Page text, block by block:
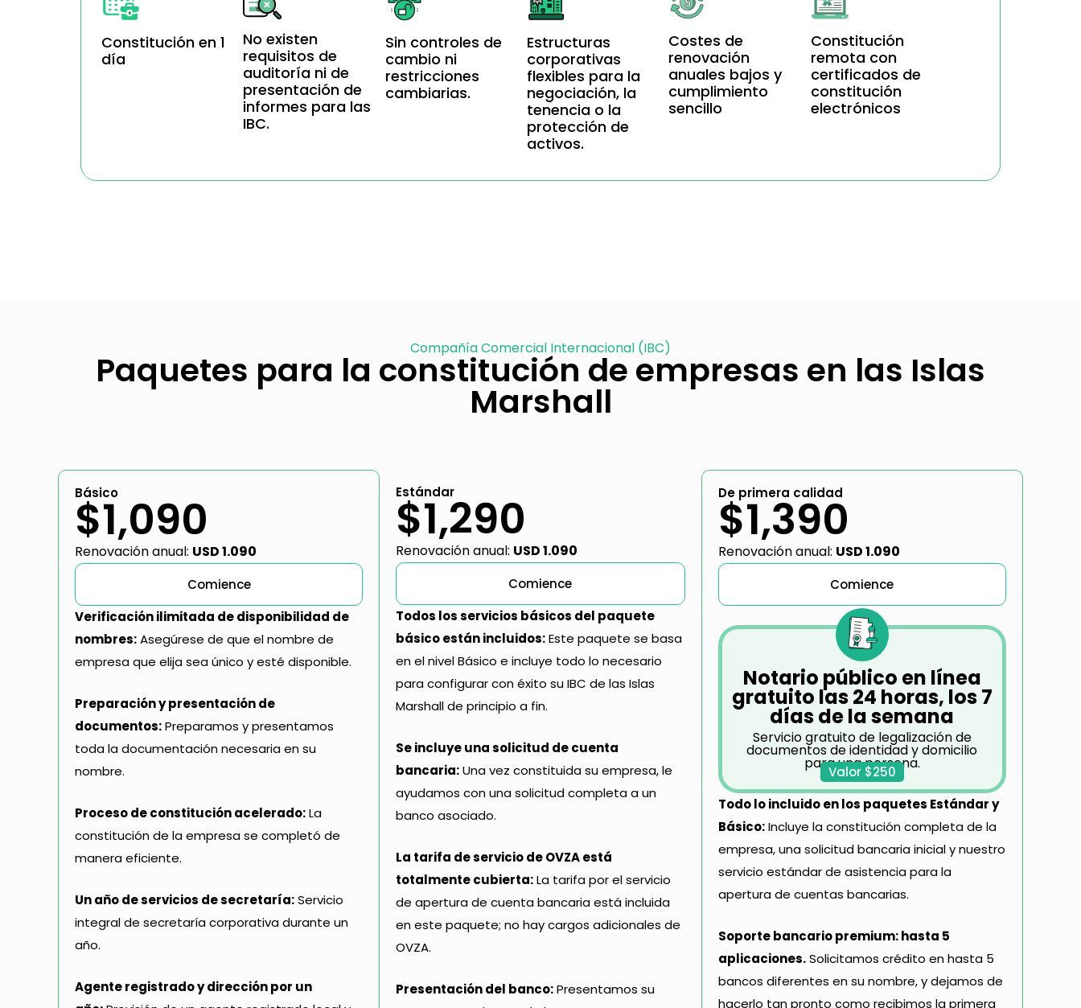
Constitución en 1
día
No existen
requisitos de
auditoría ni de
presentación de
informes para las
IBC.
Sin controles de
cambio ni
restricciones
cambiarias.
Estructuras
corporativas
flexibles para la
negociación, la
tenencia o la
protección de
activos.
Costes de
renovación
anuales bajos y
cumplimiento
sencillo
Constitución
remota con
certificados de
constitución
electrónicos
Compañía Comercial Internacional (IBC)
Paquetes para la constitución de empresas en las Islas
Marshall
Básico
$1,090
Renovación anual: USD 1.090
Comience
Verificación ilimitada de disponibilidad de
nombres:Asegúrese de que el nombre de
empresa que elija sea único y esté disponible.
Preparación y presentación de
documentos:Preparamos y presentamos
toda la documentación necesaria en su
nombre.
Proceso de constitución acelerado:La
constitución de la empresa se completó de
manera eficiente.
Un año de servicios de secretaría:Servicio
integral de secretaría corporativa durante un
año.
Agente registrado y dirección por un
Estándar
$1,290
Renovación anual: USD 1.090
Comience
Todos los servicios básicos del paquete
básico están incluidos:Este paquete se basa
en el nivel Básico e incluye todo lo necesario
para configurar con éxito su IBC de las Islas
Marshall de principio a fin.
Se incluye una solicitud de cuenta
bancaria:Una vez constituida su empresa, le
ayudamos con una solicitud completa a un
banco asociado.
La tarifa de servicio de OVZA está
totalmente cubierta:La tarifa por el servicio
de apertura de cuenta bancaria está incluida
en este paquete; no hay cargos adicionales de
OVZA.
Presentación del banco:Presentamos su
De primera calidad
$1,390
Renovación anual: USD 1.090
Comience
Notario público en línea
gratuito las 24 horas, los 7
días de la semana
Servicio gratuito de legalización de
documentos de identidad y domicilio
para una persona.
Valor $250
Todo lo incluido en los paquetes Estándar y
Básico:Incluye la constitución completa de la
empresa, una solicitud bancaria inicial y nuestro
servicio estándar de asistencia para la
apertura de cuentas bancarias.
Soporte bancario premium: hasta 5
aplicaciones.Solicitamos crédito en hasta 5
bancos diferentes en su nombre, y dejamos de
hacerlo tan pronto como recibimos la primera